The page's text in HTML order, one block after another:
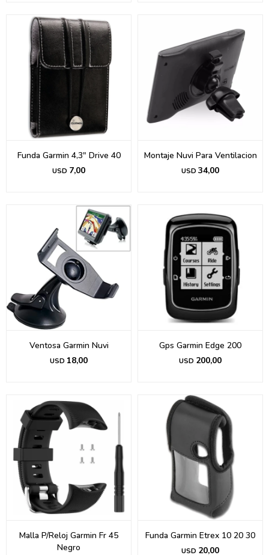
Funda Garmin 4,3" Drive 40
USD 7,00
Montaje Nuvi Para Ventilacion
USD 34,00
Ventosa Garmin Nuvi
USD 18,00
Gps Garmin Edge 200
USD 200,00
Malla P/Reloj Garmin Fr 45
Negro
Funda Garmin Etrex 10 20 30
USD 20,00